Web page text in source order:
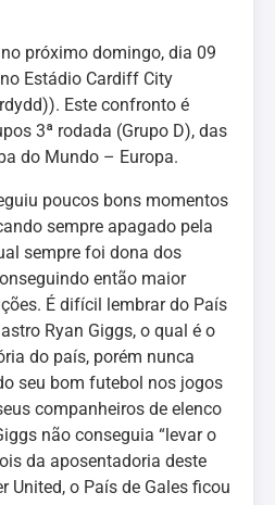
próximo domingo, dia 09
Estádio Cardiff City
Este confronto é
3ª rodada (Grupo D), das
do Mundo – Europa.
poucos bons momentos
sempre apagado pela
sempre foi dona dos
então maior
É difícil lembrar do País
Ryan Giggs, o qual é o
do país, porém nunca
seu bom futebol nos jogos
companheiros de elenco
não conseguia “levar o
da aposentadoria deste
United, o País de Gales ficou